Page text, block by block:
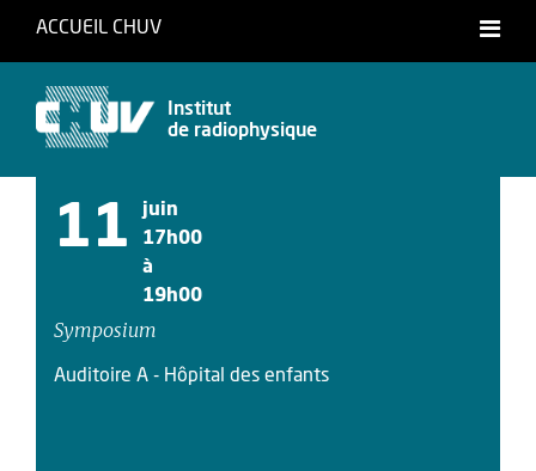
ACCUEIL CHUV
Institut
de radiophysique
11
juin
17h00
à
19h00
Symposium
Auditoire A - Hôpital des enfants